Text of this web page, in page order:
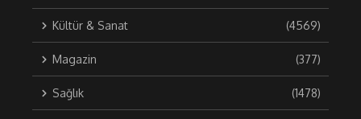
Kültür & Sanat (4569)
Magazin (377)
Sağlık (1478)